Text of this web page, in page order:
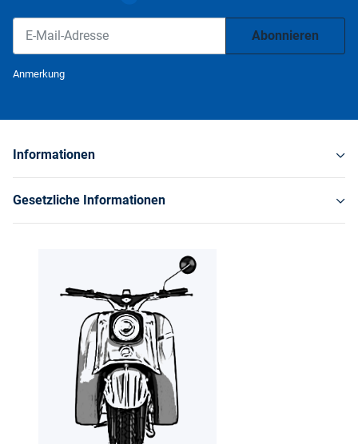
Abonnieren
Anmerkung
Informationen
Gesetzliche Informationen